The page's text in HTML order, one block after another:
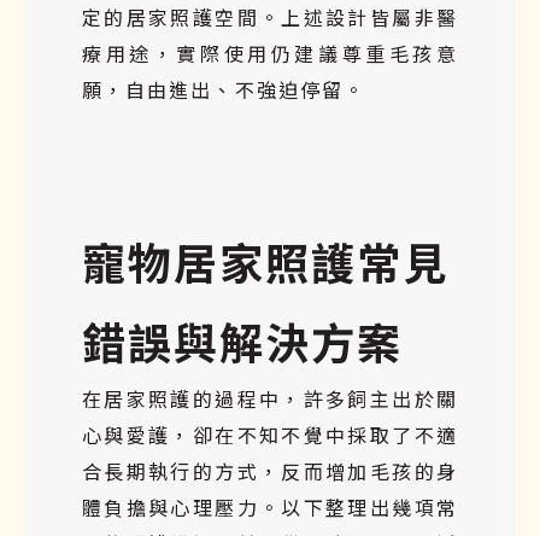
定的居家照護空間。上述設計皆屬非醫
療用途，實際使用仍建議尊重毛孩意
願，自由進出、不強迫停留。
寵物居家照護常見
錯誤與解決方案
在居家照護的過程中，許多飼主出於關
心與愛護，卻在不知不覺中採取了不適
合長期執行的方式，反而增加毛孩的身
體負擔與心理壓力。以下整理出幾項常